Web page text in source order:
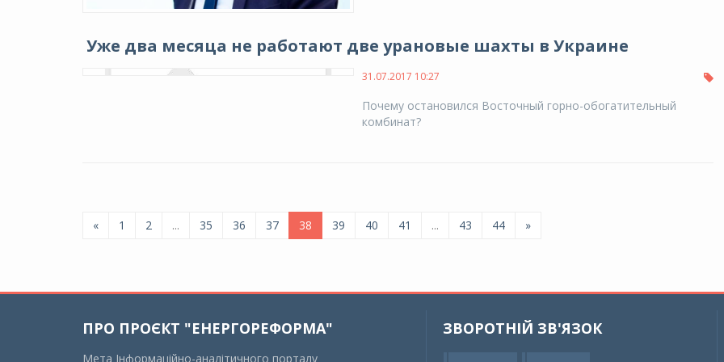
Уже два месяца не работают две урановые шахты в Украине
31.07.2017 10:27
Почему остановился Восточный горно-обогатительный
комбинат?
« 1 2 ... 35 36 37 38 39 40 41 ... 43 44 »
ПРО ПРОЄКТ "ЕНЕРГОРЕФОРМА"
Мета Інформаційно-аналітичного порталу
ЗВОРОТНІЙ ЗВ'ЯЗОК